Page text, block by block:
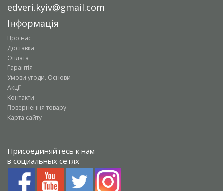
edveri.kyiv@gmail.com
Інформація
Про нас
Доставка
Оплата
Гарантія
Умови угоди. Основи
Акції
Контакти
Повернення товару
Карта сайту
Присоединяйтесь к нам
в социальных сетях